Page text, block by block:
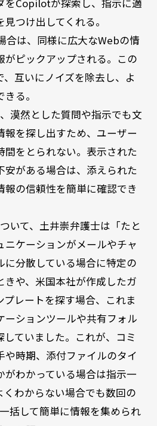
つけ出してくれる。
合は、同様に広大なWebの情
がピックアップされる。この
互いにノイズを除去し、よ
る。
漠然とした質問や指示でも文
報を探し出すため、ユーザー
間をとられない。表示された
安がある場合は、添えられた
報の信頼性を簡単に確認でき
いて、土井崇弁護士は「たと
ニケーションがメールやチャ
に分散している場合に特定の
きや、米国本社が作成したガ
レートを探す場合、これま
ーションツールや共有フォル
ていました。これが、コミ
や時期、添付ファイルのタイ
がわかっている場合は指示一
くわからない場合でも数回の
括して簡単に情報を集められ